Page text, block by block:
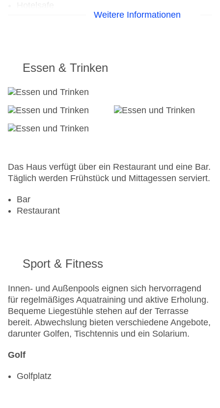
Hotelsafe
WLAN/WiFi im Hotel
Zahlungsarten: EC Maestro, Mastercard, Visa
Landeskategorie: 3,5 Sterne
Weitere Informationen
Essen & Trinken
Das Haus verfügt über ein Restaurant und eine Bar.
Täglich werden Frühstück und Mittagessen serviert.
Bar
Restaurant
Sport & Fitness
Innen- und Außenpools eignen sich hervorragend
für regelmäßiges Aquatraining und aktive Erholung.
Bequeme Liegestühle stehen auf der Terrasse
bereit. Abwechslung bieten verschiedene Angebote,
darunter Golfen, Tischtennis und ein Solarium.
Golf
Golfplatz